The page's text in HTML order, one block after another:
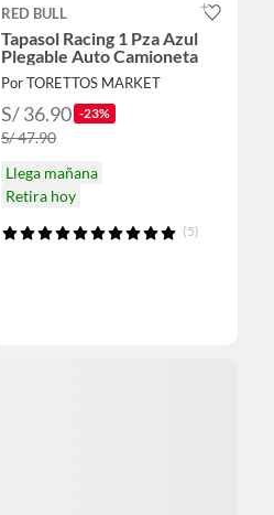
RED BULL
Tapasol Racing 1 Pza Azul
Plegable Auto Camioneta
Por TORETTOS MARKET
S/ 36.90 -23%
S/ 47.90
Llega mañana
Retira hoy
(5)